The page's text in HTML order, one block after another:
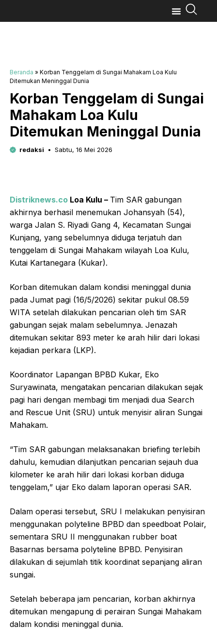
Beranda » Korban Tenggelam di Sungai Mahakam Loa Kulu
Ditemukan Meninggal Dunia
Korban Tenggelam di Sungai
Mahakam Loa Kulu
Ditemukan Meninggal Dunia
redaksi Sabtu, 16 Mei 2026
Distriknews.co Loa Kulu – Tim SAR gabungan
akhirnya berhasil menemukan Johansyah (54),
warga Jalan S. Riyadi Gang 4, Kecamatan Sungai
Kunjang, yang sebelumnya diduga terjatuh dan
tenggelam di Sungai Mahakam wilayah Loa Kulu,
Kutai Kartanegara (Kukar).
Korban ditemukan dalam kondisi meninggal dunia
pada Jumat pagi (16/5/2026) sekitar pukul 08.59
WITA setelah dilakukan pencarian oleh tim SAR
gabungan sejak malam sebelumnya. Jenazah
ditemukan sekitar 893 meter ke arah hilir dari lokasi
kejadian perkara (LKP).
Koordinator Lapangan BPBD Kukar, Eko
Suryawinata, mengatakan pencarian dilakukan sejak
pagi hari dengan membagi tim menjadi dua Search
and Rescue Unit (SRU) untuk menyisir aliran Sungai
Mahakam.
“Tim SAR gabungan melaksanakan briefing terlebih
dahulu, kemudian dilanjutkan pencarian sejauh dua
kilometer ke arah hilir dari lokasi korban diduga
tenggelam,” ujar Eko dalam laporan operasi SAR.
Dalam operasi tersebut, SRU I melakukan penyisiran
menggunakan polyteline BPBD dan speedboat Polair,
sementara SRU II menggunakan rubber boat
Basarnas bersama polyteline BPBD. Penyisiran
dilakukan di sejumlah titik koordinat sepanjang aliran
sungai.
Setelah beberapa jam pencarian, korban akhirnya
ditemukan mengapung di perairan Sungai Mahakam
dalam kondisi meninggal dunia.